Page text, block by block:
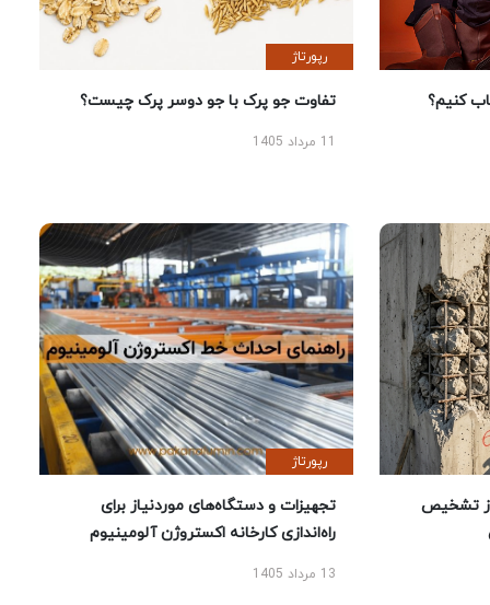
کنیم؟
رپورتاژ
تفاوت جو پرک با جو دوسر پرک چیست؟
تشخیص
رپورتاژ
تجهیزات و دستگاه‌های موردنیاز برای
راه‌اندازی کارخانه اکستروژن آلومینیوم
13 مرداد 1405